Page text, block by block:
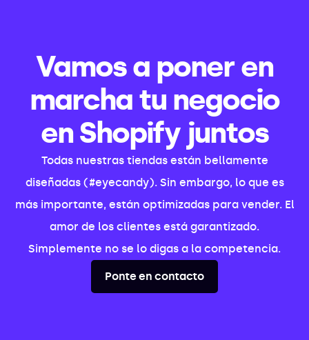
Vamos a poner en
marcha tu negocio
en Shopify juntos
Todas nuestras tiendas están bellamente
diseñadas (#eyecandy). Sin embargo, lo que es
más importante, están optimizadas para vender. El
amor de los clientes está garantizado.
Simplemente no se lo digas a la competencia.
Ponte en contacto